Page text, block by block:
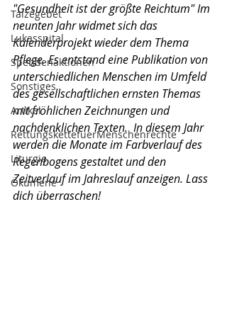
Taizégebet
Lukasspital
Spendenaktionen
Sonstiges
Artikel
RettungskettefuerMenschenrechte
Liturgie
Ökumene
"Gesundheit ist der größte Reichtum" Im
neunten Jahr widmet sich das
Kalenderprojekt wieder dem Thema
Pflege. Es entstand eine Publikation von
unterschiedlichen Menschen im Umfeld
des gesellschaftlichen ernsten Themas
mit fröhlichen Zeichnungen und
nachdenklichen Texten.  In diesem Jahr
werden die Monate im Farbverlauf des
Regenbogens gestaltet und den
Zeitverlauf im Jahreslauf anzeigen. Lass
dich überraschen!